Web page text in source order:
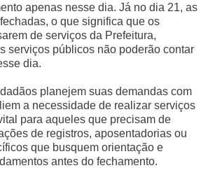
apenas nesse dia. Já no dia 21, as
o que significa que os
de serviços da Prefeitura,
serviços públicos não poderão contar
dia.
planejem suas demandas com
a necessidade de realizar serviços
para aqueles que precisam de
de registros, aposentadorias ou
que busquem orientação e
antes do fechamento.